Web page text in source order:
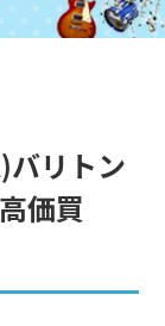
リトン
価買